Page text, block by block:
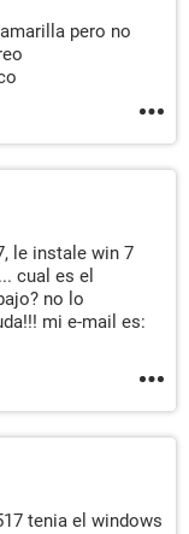
pero no
le instale win 7
cual es el
no lo
mi e-mail es:
tenia el windows